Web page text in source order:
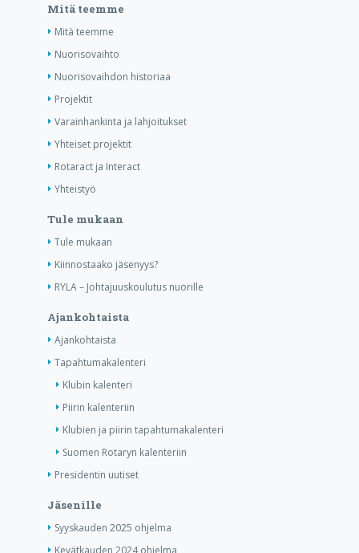
Mitä teemme
Mitä teemme
Nuorisovaihto
Nuorisovaihdon historiaa
Projektit
Varainhankinta ja lahjoitukset
Yhteiset projektit
Rotaract ja Interact
Yhteistyö
Tule mukaan
Tule mukaan
Kiinnostaako jäsenyys?
RYLA – Johtajuuskoulutus nuorille
Ajankohtaista
Ajankohtaista
Tapahtumakalenteri
Klubin kalenteri
Piirin kalenteriin
Klubien ja piirin tapahtumakalenteri
Suomen Rotaryn kalenteriin
Presidentin uutiset
Jäsenille
Syyskauden 2025 ohjelma